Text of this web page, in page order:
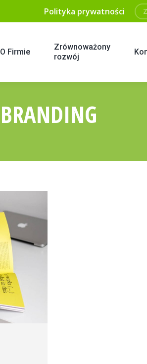
Polityka prywatności
O Firmie
Zrównoważony
rozwój
BRANDING